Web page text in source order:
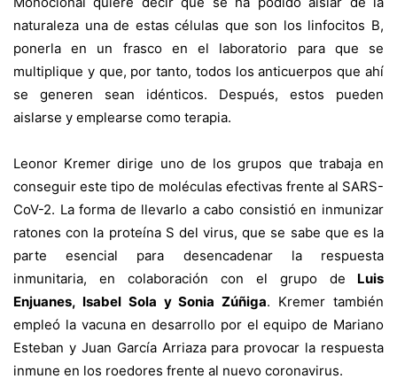
naturaleza una de estas células que son los linfocitos B,
ponerla en un frasco en el laboratorio para que se
multiplique y que, por tanto, todos los anticuerpos que ahí
se generen sean idénticos. Después, estos pueden
aislarse y emplearse como terapia.
Leonor Kremer dirige uno de los grupos que trabaja en
conseguir este tipo de moléculas efectivas frente al SARS-
CoV-2. La forma de llevarlo a cabo consistió en inmunizar
ratones con la proteína S del virus, que se sabe que es la
parte esencial para desencadenar la respuesta
inmunitaria, en colaboración con el grupo de Luis
Enjuanes, Isabel Sola y Sonia Zúñiga. Kremer también
empleó la vacuna en desarrollo por el equipo de Mariano
Esteban y Juan García Arriaza para provocar la respuesta
inmune en los roedores frente al nuevo coronavirus.